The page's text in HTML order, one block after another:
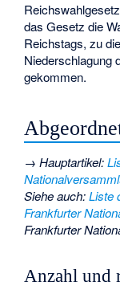
das Gesetz die
Reichstags, zu
Niederschlagung
gekommen.
→Hauptartikel:
Siehe auch:Liste
Frankfurter
Frankfurter
Anzahl und